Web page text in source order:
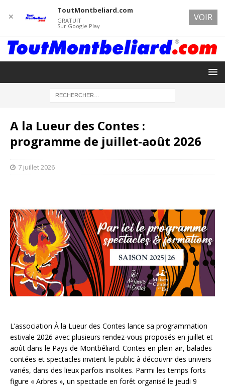
A la Lueur des Contes :
programme de juillet-août 2026
7 juillet 2026
L’association À la Lueur des Contes lance sa programmation
estivale 2026 avec plusieurs rendez-vous proposés en juillet et
août dans le Pays de Montbéliard. Contes en plein air, balades
contées et spectacles invitent le public à découvrir des univers
variés, dans des lieux parfois insolites. Parmi les temps forts
figure « Arbres », un spectacle en forêt organisé le jeudi 9
✕
ToutMontbeliard.com
GRATUIT
Sur Google Play
VOIR